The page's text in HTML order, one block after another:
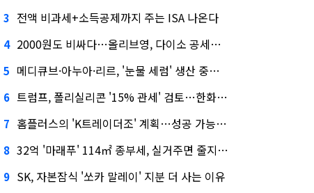
3 전액 비과세+소득공제까지 주는 ISA 나온다
4 2000원도 비싸다…올리브영, 다이소 공세에 '가성비'로 맞불
5 메디큐브·아누아·리르, '눈물 세럼' 생산 중단한다
6 트럼프, 폴리실리콘 '15% 관세' 검토…한화큐셀·OCI 영향은?
7 홈플러스의 'K트레이더조' 계획…성공 가능성은 '글쎄'
8 32억 '마래푸' 114㎡ 종부세, 실거주면 줄지만 안 살면 2.5배
9 SK, 자본잠식 '쏘카 말레이' 지분 더 사는 이유